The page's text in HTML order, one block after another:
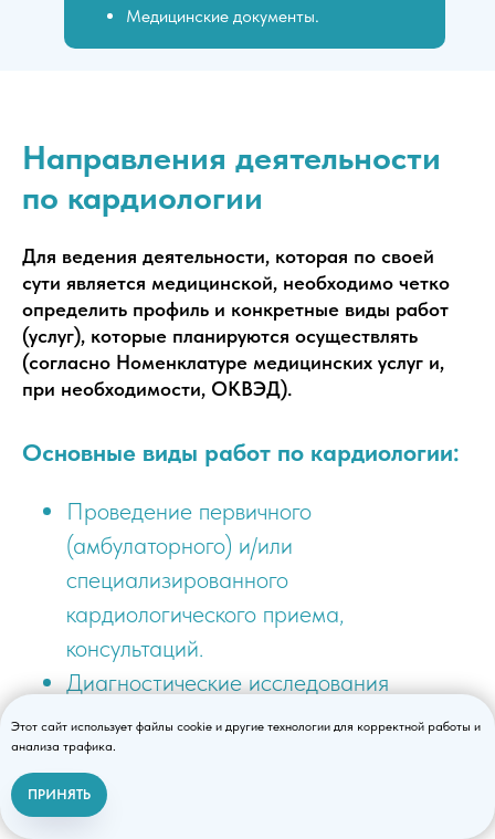
Медицинские документы.
Направления деятельности
по кардиологии
Для ведения деятельности, которая по своей
сути является медицинской, необходимо четко
определить профиль и конкретные виды работ
(услуг), которые планируются осуществлять
(согласно Номенклатуре медицинских услуг и,
при необходимости, ОКВЭД).
Основные виды работ по кардиологии:
Проведение первичного
(амбулаторного) и/или
специализированного
кардиологического приема,
консультаций.
Диагностические исследования
(например, ЭКГ, ЭхоКГ, суточное
мониторирование АД и ЭКГ - Холтер).
Разработка индивидуальных планов
обследования и лечения сердечно-
Этот сайт использует файлы cookie и другие технологии для корректной работы и
анализа трафика.
ПРИНЯТЬ